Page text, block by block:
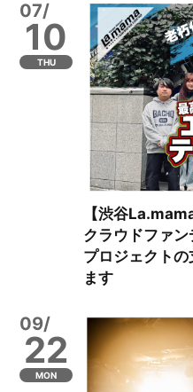
07/
10
THU
【渋谷
クラウドファン
プロジェクト
ます
09/
22
MON